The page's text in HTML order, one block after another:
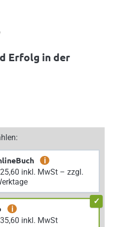
Erfolg in der
i
inkl. MwSt – zzgl.
i
inkl. MwSt